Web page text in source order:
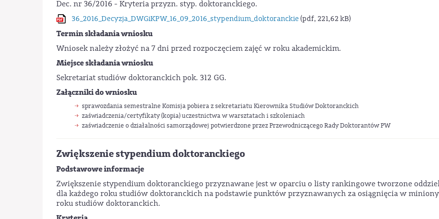
Dec. nr 36/2016 - Kryteria przyzn. styp. doktoranckiego.
36_2016_Decyzja_DWGiKPW_16_09_2016_stypendium_doktoranckie (pdf, 221,62 kB)
Termin składania wniosku
Wniosek należy złożyć na 7 dni przed rozpoczęciem zajęć w roku akademickim.
Miejsce składania wniosku
Sekretariat studiów doktoranckich pok. 312 GG.
Załączniki do wniosku
sprawozdania semestralne Komisja pobiera z sekretariatu Kierownika Studiów Doktoranckich
zaświadczenia/certyfikaty (kopia) uczestnictwa w warsztatach i szkoleniach
zaświadczenie o działalności samorządowej potwierdzone przez Przewodniczącego Rady Doktorantów PW
Zwiększenie stypendium doktoranckiego
Podstawowe informacje
Zwiększenie stypendium doktoranckiego przyznawane jest w oparciu o listy rankingowe tworzone
dla każdego roku studiów doktoranckich na podstawie punktów przyznawanych za osiągnięcia w
roku studiów doktoranckich.